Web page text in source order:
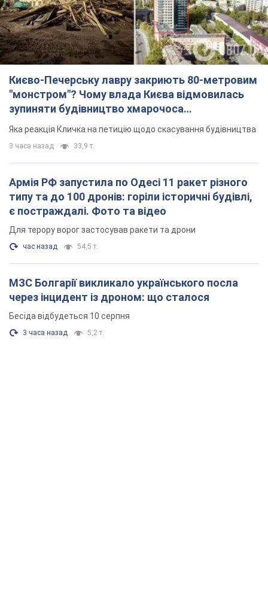
Армія РФ запустила по Одесі 11 ракет різного
типу та до 100 дронів: горіли історичні будівлі,
є постраждалі. Фото та відео
Для терору ворог застосував ракети та дрони
час назад 54,5 т.
МЗС Болгарії викликало українського посла
через інцидент із дроном: що сталося
Бесіда відбудеться 10 серпня
3 часа назад